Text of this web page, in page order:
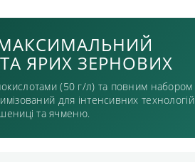
ЯРИХ ЗЕРНОВИХ
(50 г/л) та повним набором
для інтенсивних технологій
та ячменю.